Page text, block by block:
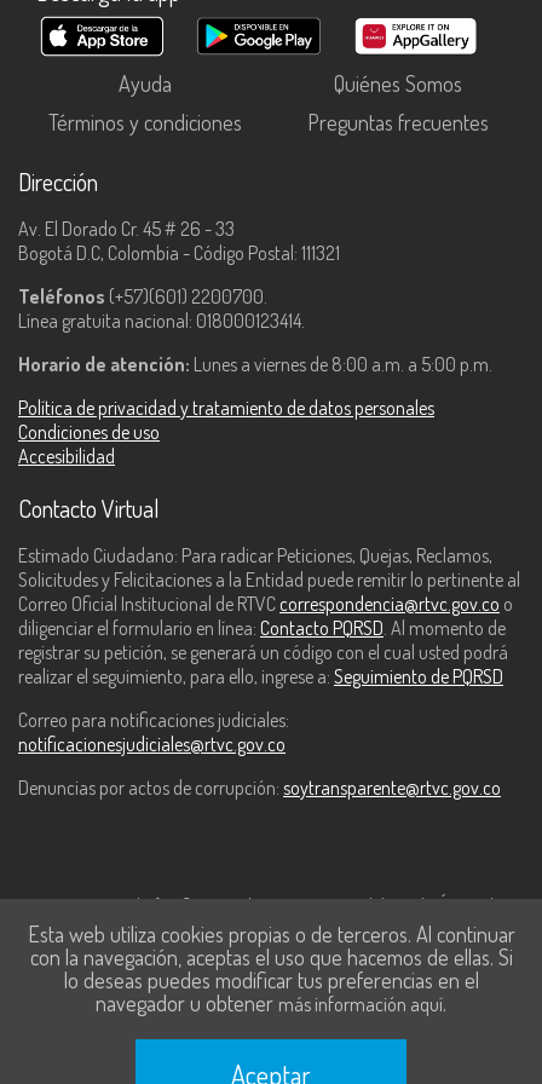
Ayuda
Quiénes Somos
Términos y condiciones
Preguntas frecuentes
Dirección
Av. El Dorado Cr. 45 # 26 - 33
Bogotá D.C, Colombia - Código Postal: 111321
Teléfonos (+57)(601) 2200700.
Línea gratuita nacional: 018000123414.
Horario de atención: Lunes a viernes de 8:00 a.m. a 5:00 p.m.
Política de privacidad y tratamiento de datos personales
Condiciones de uso
Accesibilidad
Contacto Virtual
Estimado Ciudadano: Para radicar Peticiones, Quejas, Reclamos,
Solicitudes y Felicitaciones a la Entidad puede remitir lo pertinente al
Correo Oficial Institucional de RTVC correspondencia@rtvc.gov.co o
diligenciar el formulario en línea: Contacto PQRSD. Al momento de
registrar su petición, se generará un código con el cual usted podrá
realizar el seguimiento, para ello, ingrese a: Seguimiento de PQRSD
Correo para notificaciones judiciales:
notificacionesjudiciales@rtvc.gov.co
Denuncias por actos de corrupción: soytransparente@rtvc.gov.co
Este contenido fue financiado con recursos del Fondo Único de
Tecnologías de la Información y las Comunicaciones de MinTic.
Esta web utiliza cookies propias o de terceros. Al continuar
con la navegación, aceptas el uso que hacemos de ellas. Si
lo deseas puedes modificar tus preferencias en el
navegador u obtener más información aquí.
Aceptar